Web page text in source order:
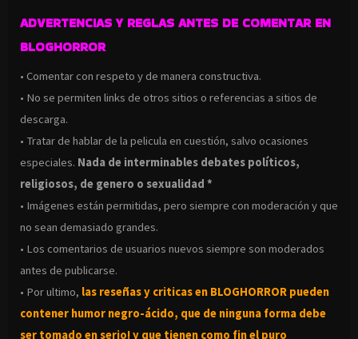
ADVERTENCIAS Y REGLAS ANTES DE COMENTAR EN
BLOGHORROR
• Comentar con respeto y de manera constructiva.
• No se permiten links de otros sitios o referencias a sitios de
descarga.
• Tratar de hablar de la pelicula en cuestión, salvo ocasiones
especiales. Nada de interminables debates políticos,
religiosos, de genero o sexualidad *
• Imágenes están permitidas, pero siempre con moderación y que
no sean demasiado grandes.
• Los comentarios de usuarios nuevos siempre son moderados
antes de publicarse.
• Por ultimo, las reseñas y criticas en BLOGHORROR pueden
contener humor negro-ácido, que de ninguna forma debe
ser tomado en serio! y que tienen como fin el puro